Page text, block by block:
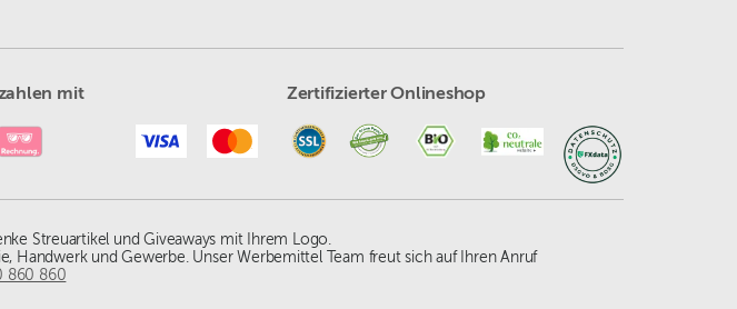
mit Zertifizierter Onlineshop
Streuartikel und Giveaways mit Ihrem Logo.
Handwerk und Gewerbe. Unser Werbemittel Team freut sich auf Ihren Anruf
860 860